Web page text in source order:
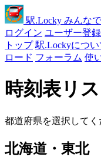
駅.Locky みんな
ログイン ユーザー登録
トップ 駅.Lockyについ
ロード フォーラム 使
時刻表リス
都道府県を選択してく
北海道・東北